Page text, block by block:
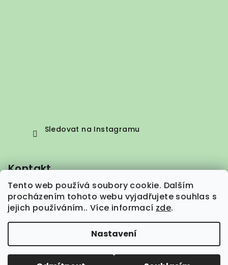
Tento web používá soubory cookie. Dalším
procházením tohoto webu vyjadřujete souhlas s
jejich používáním.. Více informací zde.
Nastavení
Sledovat na Instagramu
Kontakt
info@vepez.cz
+420 776 664 373
Copyright 2026VEPEZ.cz. Všechna práva vyhrazena.